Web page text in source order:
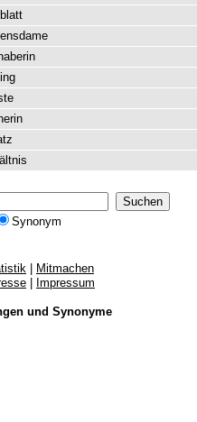
Synonym
Mitmachen
Impressum
und Synonyme